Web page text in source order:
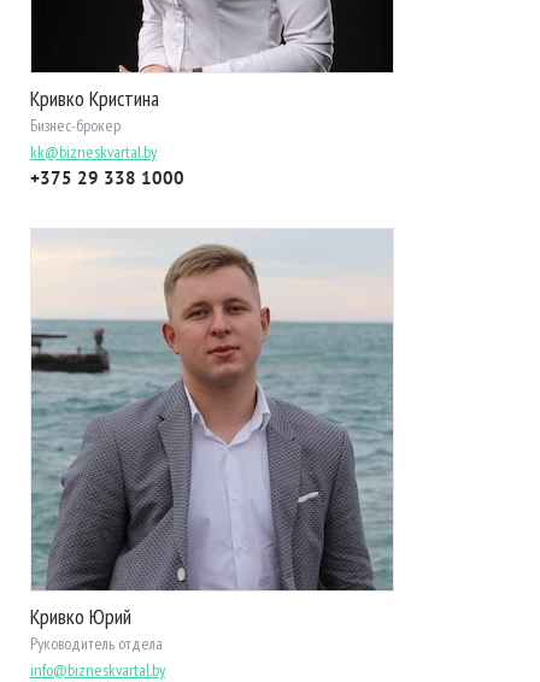
Кривко Кристина
Бизнес-брокер
kk@bizneskvartal.by
+375 29 338 1000
Кривко Юрий
Руководитель отдела
info@bizneskvartal.by